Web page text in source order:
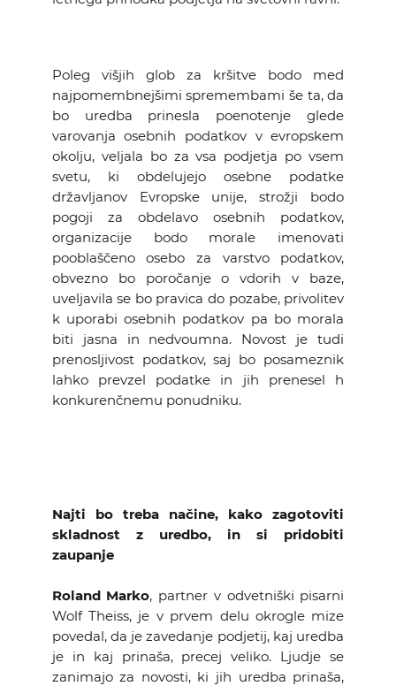
Poleg višjih glob za kršitve bodo med
najpomembnejšimi spremembami še ta, da
bo uredba prinesla poenotenje glede
varovanja osebnih podatkov v evropskem
okolju, veljala bo za vsa podjetja po vsem
svetu, ki obdelujejo osebne podatke
državljanov Evropske unije, strožji bodo
pogoji za obdelavo osebnih podatkov,
organizacije bodo morale imenovati
pooblaščeno osebo za varstvo podatkov,
obvezno bo poročanje o vdorih v baze,
uveljavila se bo pravica do pozabe, privolitev
k uporabi osebnih podatkov pa bo morala
biti jasna in nedvoumna. Novost je tudi
prenosljivost podatkov, saj bo posameznik
lahko prevzel podatke in jih prenesel h
konkurenčnemu ponudniku.
Najti bo treba načine, kako zagotoviti
skladnost z uredbo, in si pridobiti
zaupanje
Roland Marko, partner v odvetniški pisarni
Wolf Theiss, je v prvem delu okrogle mize
povedal, da je zavedanje podjetij, kaj uredba
je in kaj prinaša, precej veliko. Ljudje se
zanimajo za novosti, ki jih uredba prinaša,